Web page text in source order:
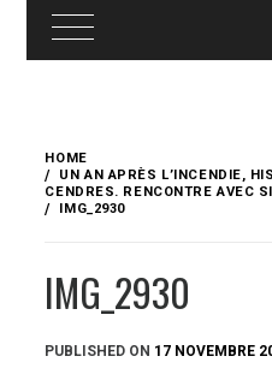
content
HOME
UN AN APRÈS L’INCENDIE,
CENDRES. RENCONTRE AVEC
IMG_2930
IMG_2930
PUBLISHED ON 17 NOVEMBRE